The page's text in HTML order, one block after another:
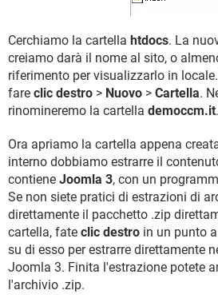
Cerchiamo la cartella htdocs. La
creiamo darà il nome al sito, o
riferimento per visualizzarlo in
fare clic destro > Nuovo > Cartella.
rinomineremo la cartella democcm.it.
Ora apriamo la cartella appena
interno dobbiamo estrarre il
contiene Joomla 3, con un
Se non siete pratici di estrazioni di
direttamente il pacchetto .zip
cartella, fate clic destro in un punto
su di esso per estrarre direttamente
Joomla 3. Finita l'estrazione potete
l'archivio .zip.